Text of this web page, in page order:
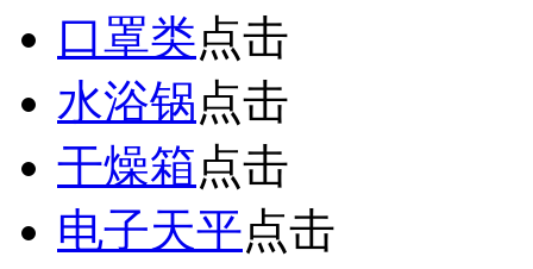
口罩类点击
水浴锅点击
干燥箱点击
电子天平点击